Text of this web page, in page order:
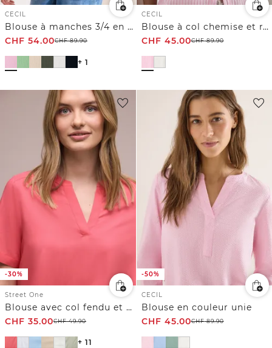
CECIL
Blouse à manches 3/4 en gaze de coton
CHF 54.00CHF89.90
+ 1
CECIL
Blouse à col chemise et rayures
CHF 45.00CHF89.90
-30%
Street One
Blouse avec col fendu et turn-up
CHF 35.00CHF49.90
+ 11
-50%
CECIL
Blouse en couleur unie
CHF 45.00CHF89.90